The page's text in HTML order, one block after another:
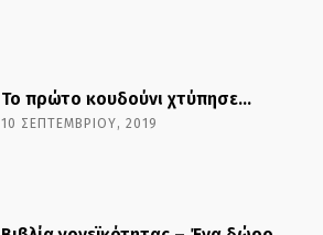
Το πρώτο κουδούνι χτύπησε…
10 ΣΕΠΤΕΜΒΡΊΟΥ, 2019